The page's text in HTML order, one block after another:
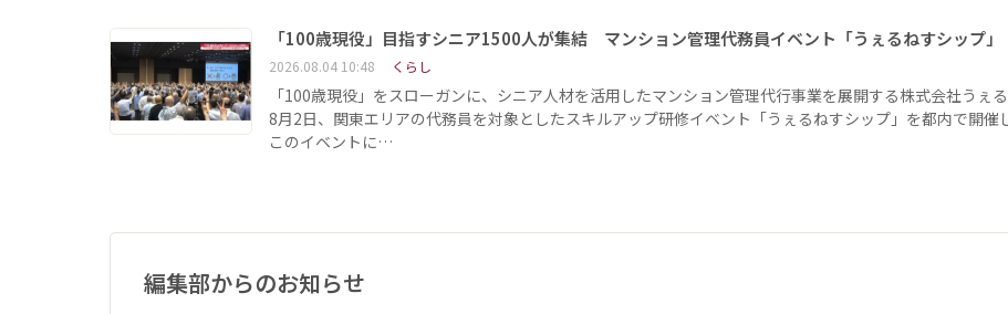
「100歳現役」目指すシニア1500人が集結 マンション管理代務員イベント「うぇるねすシップ」
2026.08.04 10:48 くらし
「100歳現役」をスローガンに、シニア人材を活用したマンション管理代行事業を展開する株式会社うぇ
8月2日、関東エリアの代務員を対象としたスキルアップ研修イベント「うぇるねすシップ」を都内で開催
このイベントに…
編集部からのお知らせ